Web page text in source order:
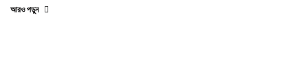
আরও পড়ুন